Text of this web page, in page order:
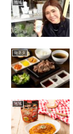
地域
街ネタ
地域